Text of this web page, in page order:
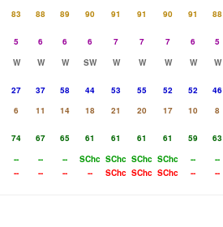
83 88 89 90 91 91 90 91 88
5 6 6 6 7 7 7 6 5
W W W SW W W W W W
27 37 58 44 53 55 52 52 46
6 11 14 18 21 20 17 10 8
74 67 65 61 61 61 61 59 63
-- -- -- SChc SChc SChc SChc -- --
-- -- -- -- SChc SChc SChc -- --